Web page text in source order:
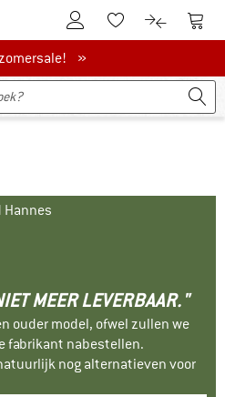
De klantenaccount
Naar deNaar de
zomersale! »
Hannes
MEER LEVERBAAR."
ouder model, ofwel zullen we
fabrikant nabestellen.
nog alternatieven voor